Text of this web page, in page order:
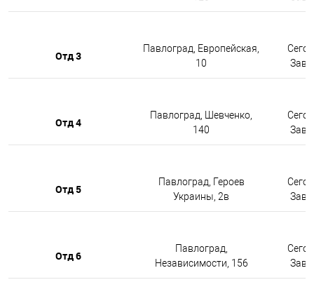
Отд 3
Павлоград, Европейская,
10
Отд 4
Павлоград, Шевченко,
140
Отд 5
Павлоград, Героев
Украины, 2в
Отд 6
Павлоград,
Независимости, 156